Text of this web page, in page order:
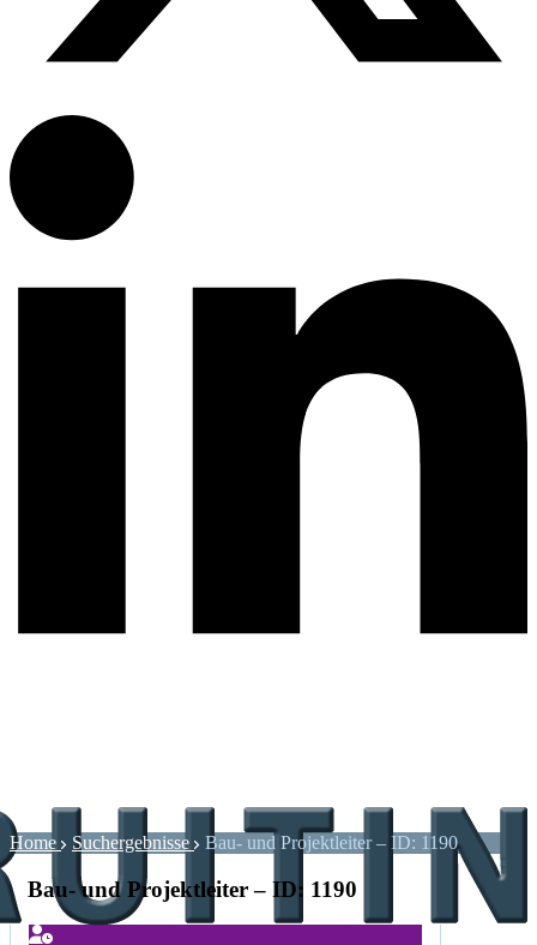
Home Suchergebnisse Bau- und Projektleiter – ID: 1190
Bau- und Projektleiter – ID: 1190